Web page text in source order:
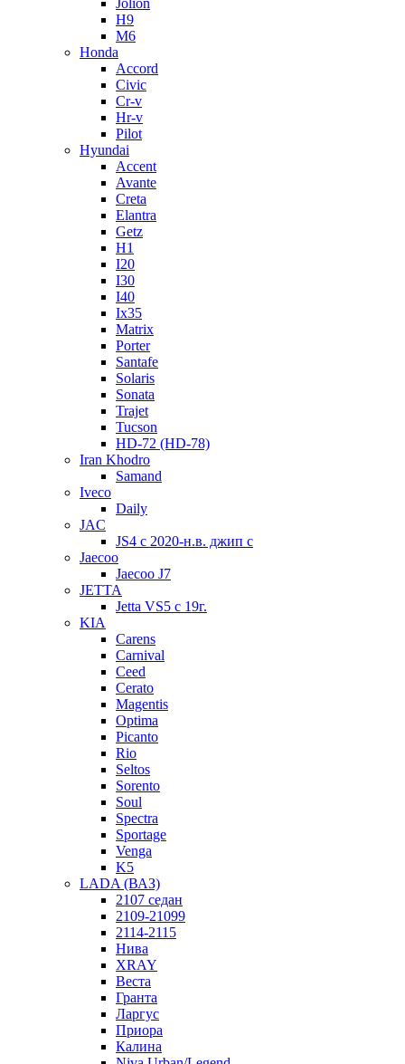
Jolion
H9
M6
Honda
Accord
Civic
Cr-v
Hr-v
Pilot
Hyundai
Accent
Avante
Creta
Elantra
Getz
H1
I20
I30
I40
Ix35
Matrix
Porter
Santafe
Solaris
Sonata
Trajet
Tucson
HD-72 (HD-78)
Iran Khodro
Samand
Iveco
Daily
JAC
JS4 с 2020-н.в. джип с
Jaecoo
Jaecoo J7
JETTA
Jetta VS5 с 19г.
KIA
Carens
Carnival
Ceed
Cerato
Magentis
Optima
Picanto
Rio
Seltos
Sorento
Soul
Spectra
Sportage
Venga
K5
LADA (ВАЗ)
2107 седан
2109-21099
2114-2115
Нива
XRAY
Веста
Гранта
Ларгус
Приора
Калина